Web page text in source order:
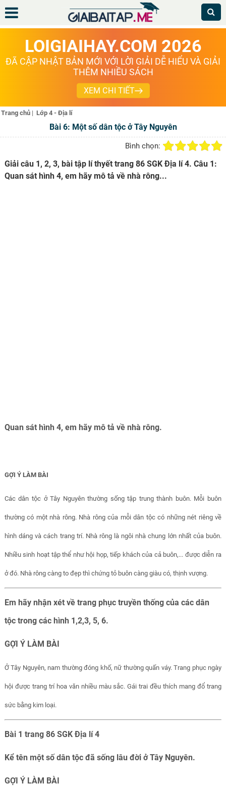
LOIGIAIHAY.COM 2026
ĐÃ CẬP NHẬT BẢN MỚI VỚI LỜI GIẢI DỄ HIỂU VÀ GIẢI
THÊM NHIỀU SÁCH
XEM CHI TIẾT
Trang chủ | Lớp 4 - Địa lí
Bài 6: Một số dân tộc ở Tây Nguyên
Bình chọn:
Giải câu 1, 2, 3, bài tập lí thyết trang 86 SGK Địa lí 4. Câu 1:
Quan sát hình 4, em hãy mô tả về nhà rông...
Quan sát hình 4, em hãy mô tả về nhà rông.
GỢI Ý LÀM BÀI
Các dân tộc ở Tây Nguyên thường sống tập trung thành buôn. Mỗi buôn
thường có một nhà rông. Nhà rông của mỗi dân tộc có những nét riêng về
hình dáng và cách trang trí. Nhà rông là ngôi nhà chung lớn nhất của buôn.
Nhiều sinh hoạt tập thể như hội họp, tiếp khách của cả buôn,... được diễn ra
ở đó. Nhà rông càng to đẹp thì chứng tỏ buôn càng giàu có, thịnh vượng.
Em hãy nhận xét về trang phục truyền thống của các dân
tộc trong các hình 1,2,3, 5, 6.
GỢI Ý LÀM BÀI
Ở Tây Nguyên, nam thường đóng khố, nữ thường quấn váy. Trang phục ngày
hội được trang trí hoa văn nhiều màu sắc. Gái trai đều thích mang đổ trang
sức bằng kim loại.
Bài 1 trang 86 SGK Địa lí 4
Kể tên một số dân tộc đã sống lâu đời ở Tây Nguyên.
GỢI Ý LÀM BÀI